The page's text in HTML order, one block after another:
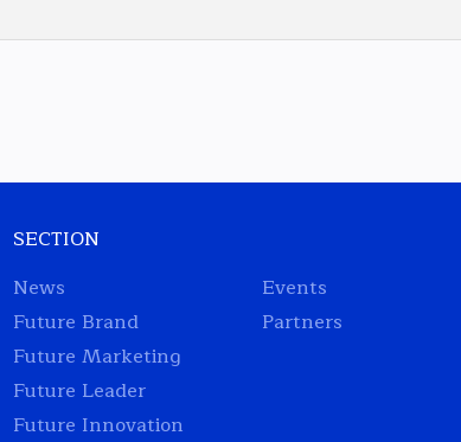
SECTION
News
Future Brand
Future Marketing
Future Leader
Future Innovation
Events
Partners